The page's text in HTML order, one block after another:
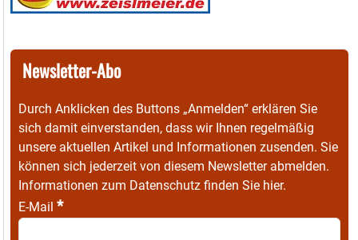
Newsletter-Abo
Durch Anklicken des Buttons „Anmelden“ erklären Sie
sich damit einverstanden, dass wir Ihnen regelmäßig
unsere aktuellen Artikel und Informationen zusenden. Sie
können sich jederzeit von diesem Newsletter abmelden.
Informationen zum Datenschutz finden Sie hier.
E-Mail *